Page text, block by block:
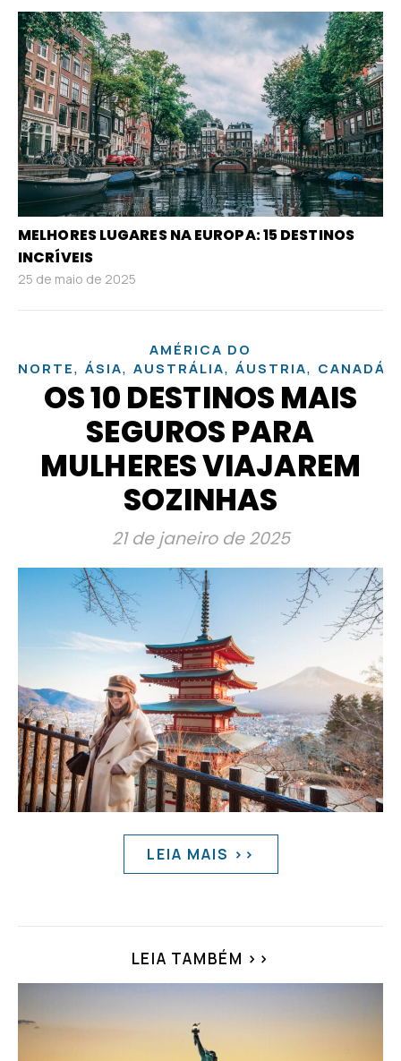
MELHORES LUGARES NA EUROPA: 15 DESTINOS
INCRÍVEIS
25 de maio de 2025
AMÉRICA DO
NORTE, ÁSIA, AUSTRÁLIA, ÁUSTRIA, CANADÁ
OS 10 DESTINOS MAIS
SEGUROS PARA
MULHERES VIAJAREM
SOZINHAS
21 de janeiro de 2025
LEIA MAIS >>
LEIA TAMBÉM >>